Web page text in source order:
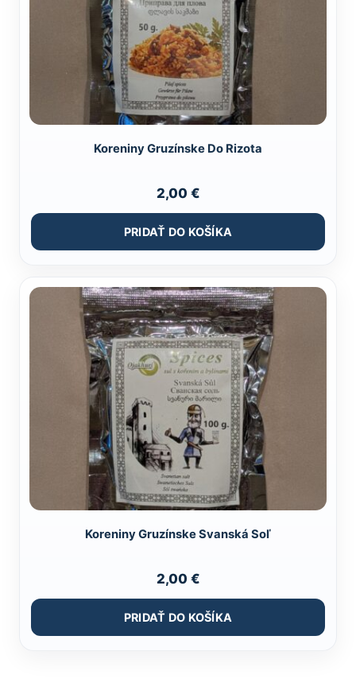
Koreniny Gruzínske Do Rizota
2,00 €
PRIDAŤ DO KOŠÍKA
Koreniny Gruzínske Svanská Soľ
2,00 €
PRIDAŤ DO KOŠÍKA